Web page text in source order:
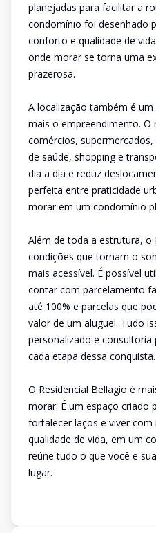
planejadas para facilitar a
condomínio foi desenhado
conforto e qualidade de
onde morar se torna uma
prazerosa.
A localização também é
mais o empreendimento. O
comércios,
de saúde, shopping e
dia a dia e reduz
perfeita entre praticidade
morar em um condomínio
Além de toda a estrutura, o
condições que tornam o
mais acessível. É possível
contar com parcelamento
até 100% e parcelas que
valor de um aluguel. Tudo
personalizado e
cada etapa dessa conquista.
O Residencial Bellagio é
morar. É um espaço criado
fortalecer laços e viver
qualidade de vida, em um
reúne tudo o que você e
lugar.